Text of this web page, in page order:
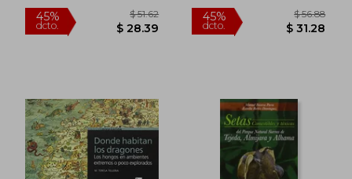
45%
dcto.
$ 309.28
$ 170.10
45%
dcto.